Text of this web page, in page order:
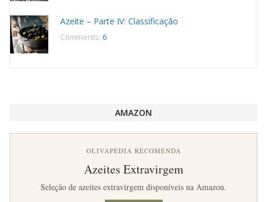
Azeite – Parte IV: Classificação
Comments: 6
AMAZON
OLIVAPEDIA RECOMENDA
Azeites Extravirgem
Seleção de azeites extravirgem disponíveis na Amazon.